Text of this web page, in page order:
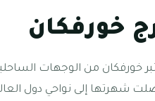
خورفكان
خورفكان من الوجهات
شهرتها إلى نواحي دول